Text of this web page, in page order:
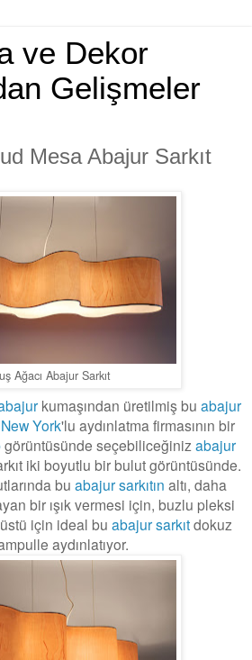
ve Dekor
Gelişmeler
Mesa Abajur Sarkıt
Ağacı Abajur Sarkıt
kumaşından üretilmiş bu abajur
New York'lu aydınlatma firmasının bir
görüntüsünde seçebiliceğiniz abajur
iki boyutlu bir bulut görüntüsünde.
bu abajur sarkıtın altı, daha
bir ışık vermesi için, buzlu pleksi
için ideal bu abajur sarkıtdokuz
aydınlatıyor.